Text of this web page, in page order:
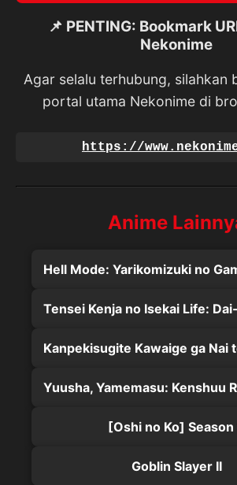
📌 PENTING: Bookmark
Nekonime
Agar selalu terhubung, silahkan
portal utama Nekonime di
https://
Anime
[Oshi no Ko] Season
Goblin Slayer II